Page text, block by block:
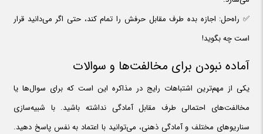
✅ راه‌حل: اجازه بده طرف مقابل حرفش را تمام کند، حتی اگر می‌دانید قرار
است چه بگوید!
آماده نبودن برای مخالفت‌ها و سوالات
یکی از مهم‌ترین اشتباهات رایج در مذاکره این است که برای سوال‌ها یا
مخالفت‌های احتمالی طرف مقابل آمادگی نداشته باشید. با شبیه‌سازی
سناریوهای مختلف و آمادگی ذهنی، می‌توانید با اعتماد به نفس پاسخ دهید.